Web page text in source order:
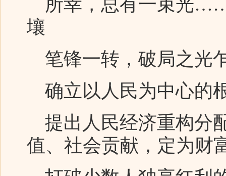
所幸，总有一束光……
壤
笔锋一转，破局之光
确立以人民为中心的
提出人民经济重构分
值、社会贡献，定为财